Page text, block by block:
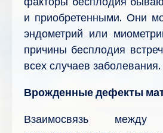
и приобретенными. Они
эндометрий или
причины бесплодия
всех случаев заболевания.
Врожденные дефекты
Взаимосвязь между